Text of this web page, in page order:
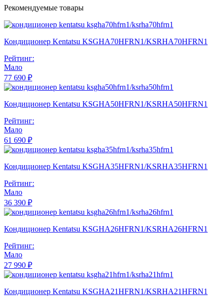
Рекомендуемые товары
Кондиционер Kentatsu KSGHA70HFRN1/KSRHA70HFRN1
Рейтинг:
Мало
77 690 ₽
Кондиционер Kentatsu KSGHA50HFRN1/KSRHA50HFRN1
Рейтинг:
Мало
61 690 ₽
Кондиционер Kentatsu KSGHA35HFRN1/KSRHA35HFRN1
Рейтинг:
Мало
36 390 ₽
Кондиционер Kentatsu KSGHA26HFRN1/KSRHA26HFRN1
Рейтинг:
Мало
27 990 ₽
Кондиционер Kentatsu KSGHA21HFRN1/KSRHA21HFRN1